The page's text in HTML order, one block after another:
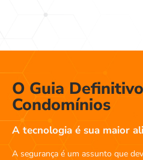
O Guia
Condomínios
A tecnologia é sua maior
A segurança é um assunto que